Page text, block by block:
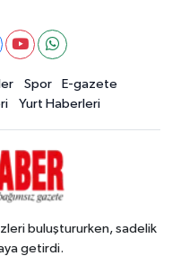
Spor
E-gazete
Yurt Haberleri
buluştururken, sadelik
getirdi.